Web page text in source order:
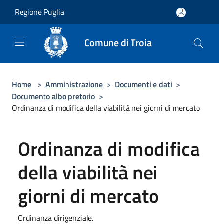
Regione Puglia
Comune di Troia
Home > Amministrazione > Documenti e dati >
Documento albo pretorio >
Ordinanza di modifica della viabilità nei giorni di mercato
Ordinanza di modifica
della viabilità nei
giorni di mercato
Ordinanza dirigenziale.